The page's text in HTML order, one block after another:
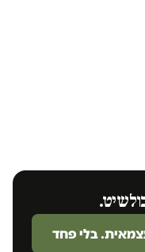
בלי פחד